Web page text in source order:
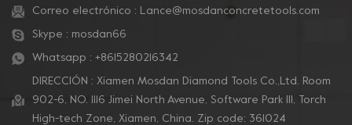
Correo electrónico : Lance@mosdanconcretetools.com
Skype : mosdan66
Whatsapp : +8615280216342
DIRECCIÓN : Xiamen Mosdan Diamond Tools Co.,Ltd. Room
902-6, NO. 1116 Jimei North Avenue, Software Park Ill, Torch
High-tech Zone, Xiamen, China. Zip code: 361024